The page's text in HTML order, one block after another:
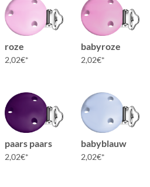
roze
2,02€
babyroze
2,02€
paars paars
2,02€
babyblauw
2,02€